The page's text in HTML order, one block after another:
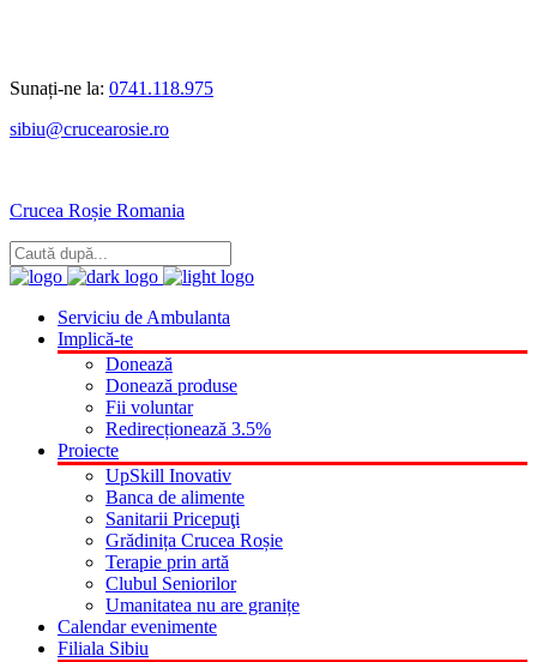
Sunați-ne la: 0741.118.975
sibiu@crucearosie.ro
Crucea Roșie Romania
Serviciu de Ambulanta
Implică-te
Donează
Donează produse
Fii voluntar
Redirecționează 3.5%
Proiecte
UpSkill Inovativ
Banca de alimente
Sanitarii Pricepuţi
Grădinița Crucea Roșie
Terapie prin artă
Clubul Seniorilor
Umanitatea nu are granițe
Calendar evenimente
Filiala Sibiu